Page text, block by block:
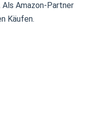
Als Amazon-Partner
Käufen.